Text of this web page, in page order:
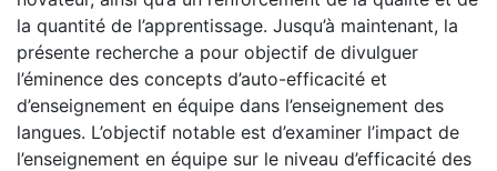
la quantité de l’apprentissage. Jusqu’à maintenant, la
présente recherche a pour objectif de divulguer
l’éminence des concepts d’auto-efficacité et
d’enseignement en équipe dans l’enseignement des
langues. L’objectif notable est d’examiner l’impact de
l’enseignement en équipe sur le niveau d’efficacité des